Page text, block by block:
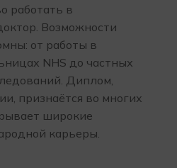
работать в
Возможности
от работы в
NHS до частных
Диплом,
признаётся во многих
широкие
карьеры.